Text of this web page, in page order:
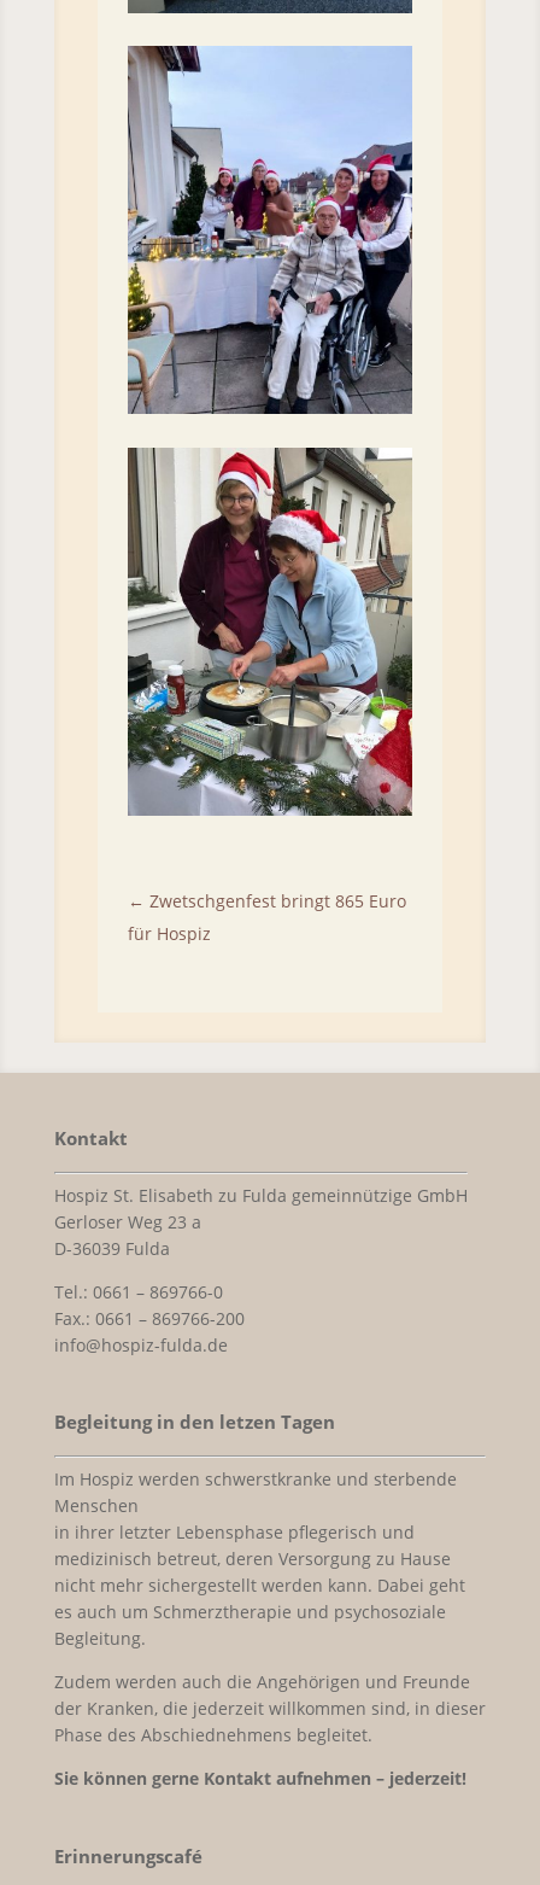
← Zwetschgenfest bringt 865 Euro
für Hospiz
Kontakt
Hospiz St. Elisabeth zu Fulda gemeinnützige GmbH
Gerloser Weg 23 a
D-36039 Fulda
Tel.: 0661 – 869766-0
Fax.: 0661 – 869766-200
info@hospiz-fulda.de
Begleitung in den letzen Tagen
Im Hospiz werden schwerstkranke und sterbende
Menschen
in ihrer letzter Lebensphase pflegerisch und
medizinisch betreut, deren Versorgung zu Hause
nicht mehr sichergestellt werden kann. Dabei geht
es auch um Schmerztherapie und psychosoziale
Begleitung.
Zudem werden auch die Angehörigen und Freunde
der Kranken, die jederzeit willkommen sind, in dieser
Phase des Abschiednehmens begleitet.
Sie können gerne Kontakt aufnehmen – jederzeit!
Erinnerungscafé